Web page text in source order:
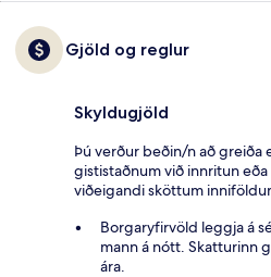
Gjöld og reglur
Skyldugjöld
Þú verður beðin/n að greiða
gististaðnum við innritun
viðeigandi sköttum
Borgaryfirvöld leggja á
mann á nótt. Skatturinn
ára.